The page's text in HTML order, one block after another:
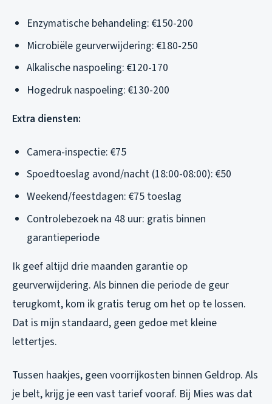
Enzymatische behandeling: €150-200
Microbiële geurverwijdering: €180-250
Alkalische naspoeling: €120-170
Hogedruk naspoeling: €130-200
Extra diensten:
Camera-inspectie: €75
Spoedtoeslag avond/nacht (18:00-08:00): €50
Weekend/feestdagen: €75 toeslag
Controlebezoek na 48 uur: gratis binnen
garantieperiode
Ik geef altijd drie maanden garantie op
geurverwijdering. Als binnen die periode de geur
terugkomt, kom ik gratis terug om het op te lossen.
Dat is mijn standaard, geen gedoe met kleine
lettertjes.
Tussen haakjes, geen voorrijkosten binnen Geldrop. Als
je belt, krijg je een vast tarief vooraf. Bij Mies was dat